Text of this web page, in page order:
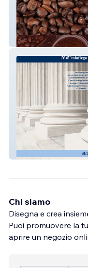
Caffebrasil
Lofiegoavvocato
Chi siamo
Disegna e crea
Puoi promuovere la
aprire un negozio